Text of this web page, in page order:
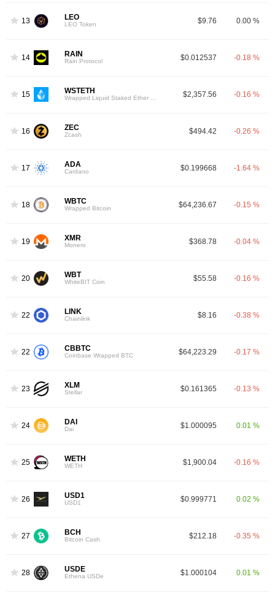
13 LEO
LEO Token $9.76 0.00 %
14 RAIN
Rain Protocol $0.012537 -0.18 %
15 WSTETH $2,357.56 -0.16 %
16 ZEC
Zcash $494.42 -0.26 %
17 ADA
Cardano $0.199668 -1.64 %
18 WBTC
Wrapped Bitcoin $64,236.67 -0.15 %
19 XMR
Monero $368.78 -0.04 %
20 WBT
WhiteBIT Coin $55.58 -0.16 %
22 LINK
Chainlink $8.16 -0.38 %
22 CBBTC
Coinbase Wrapped BTC $64,223.29 -0.17 %
23 XLM
Stellar $0.161365 -0.13 %
24 DAI
Dai $1.000095 0.01 %
25 WETH
WETH $1,900.04 -0.16 %
26 USD1
USD1 $0.999771 0.02 %
27 BCH
Bitcoin Cash $212.18 -0.35 %
28 USDE
Ethena USDe $1.000104 0.01 %